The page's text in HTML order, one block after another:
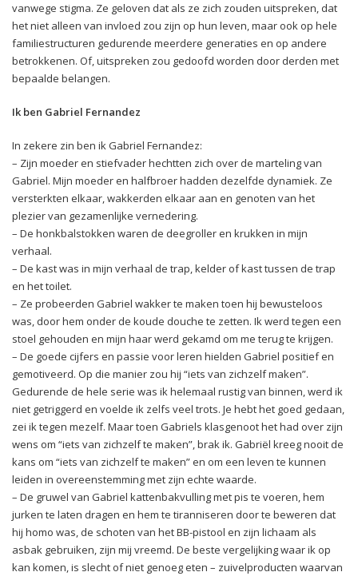
vanwege stigma. Ze geloven dat als ze zich zouden uitspreken, dat
het niet alleen van invloed zou zijn op hun leven, maar ook op hele
familiestructuren gedurende meerdere generaties en op andere
betrokkenen. Of, uitspreken zou gedoofd worden door derden met
bepaalde belangen.
Ik ben Gabriel Fernandez
In zekere zin ben ik Gabriel Fernandez:
– Zijn moeder en stiefvader hechtten zich over de marteling van
Gabriel. Mijn moeder en halfbroer hadden dezelfde dynamiek. Ze
versterkten elkaar, wakkerden elkaar aan en genoten van het
plezier van gezamenlijke vernedering.
– De honkbalstokken waren de deegroller en krukken in mijn
verhaal.
– De kast was in mijn verhaal de trap, kelder of kast tussen de trap
en het toilet.
– Ze probeerden Gabriel wakker te maken toen hij bewusteloos
was, door hem onder de koude douche te zetten. Ik werd tegen een
stoel gehouden en mijn haar werd gekamd om me terug te krijgen.
– De goede cijfers en passie voor leren hielden Gabriel positief en
gemotiveerd. Op die manier zou hij “iets van zichzelf maken”.
Gedurende de hele serie was ik helemaal rustig van binnen, werd ik
niet getriggerd en voelde ik zelfs veel trots. Je hebt het goed gedaan,
zei ik tegen mezelf. Maar toen Gabriels klasgenoot het had over zijn
wens om “iets van zichzelf te maken”, brak ik. Gabriël kreeg nooit de
kans om “iets van zichzelf te maken” en om een leven te kunnen
leiden in overeenstemming met zijn echte waarde.
– De gruwel van Gabriel kattenbakvulling met pis te voeren, hem
jurken te laten dragen en hem te tiranniseren door te beweren dat
hij homo was, de schoten van het BB-pistool en zijn lichaam als
asbak gebruiken, zijn mij vreemd. De beste vergelijking waar ik op
kan komen, is slecht of niet genoeg eten – zuivelproducten waarvan